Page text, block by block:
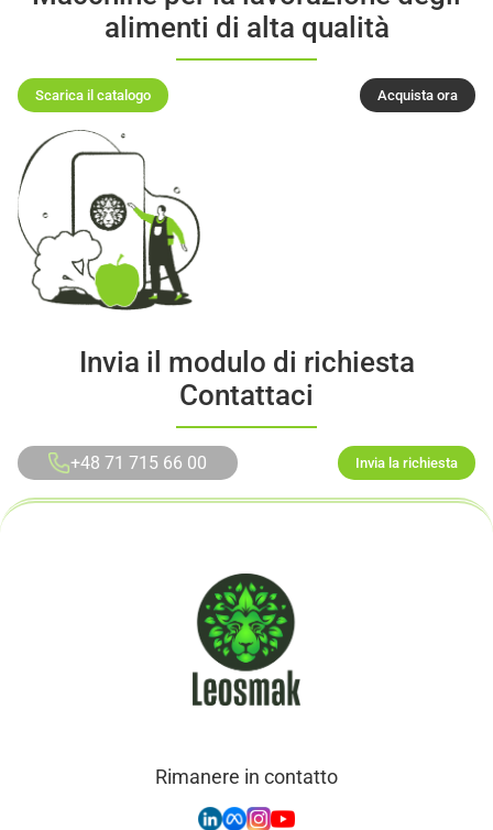
alimenti di alta qualità
Scarica il catalogo Acquista ora
Invia il modulo di richiesta
Contattaci
+48 71 715 66 00 Invia la richiesta
Rimanere in contatto